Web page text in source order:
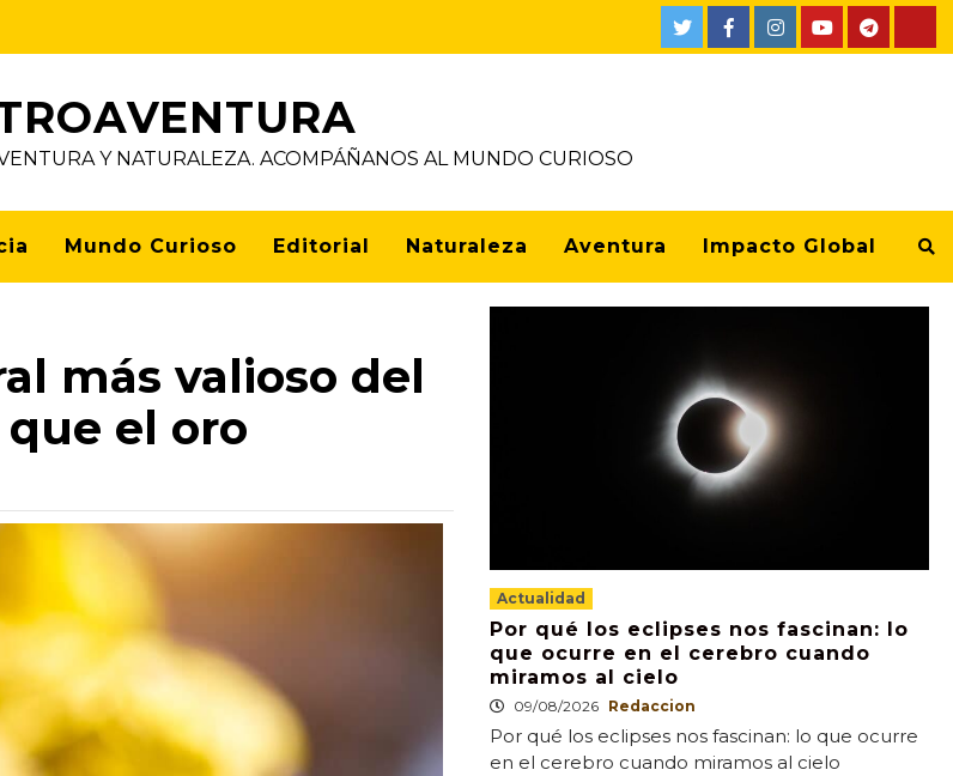
Y NATURALEZA. ACOMPÁÑANOS AL MUNDO CURIOSO
Mundo Curioso Editorial Naturaleza Aventura Impacto Global
más valioso del
el oro
Actualidad
Por qué los eclipses nos fascinan: lo
que ocurre en el cerebro cuando
miramos al cielo
09/08/2026 Redaccion
Por qué los eclipses nos fascinan: lo que ocurre
en el cerebro cuando miramos al cielo